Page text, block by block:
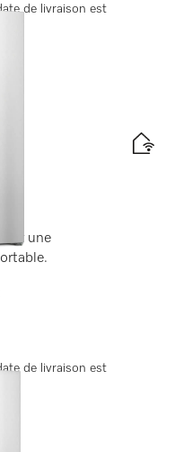
de livraison est
une
de livraison est